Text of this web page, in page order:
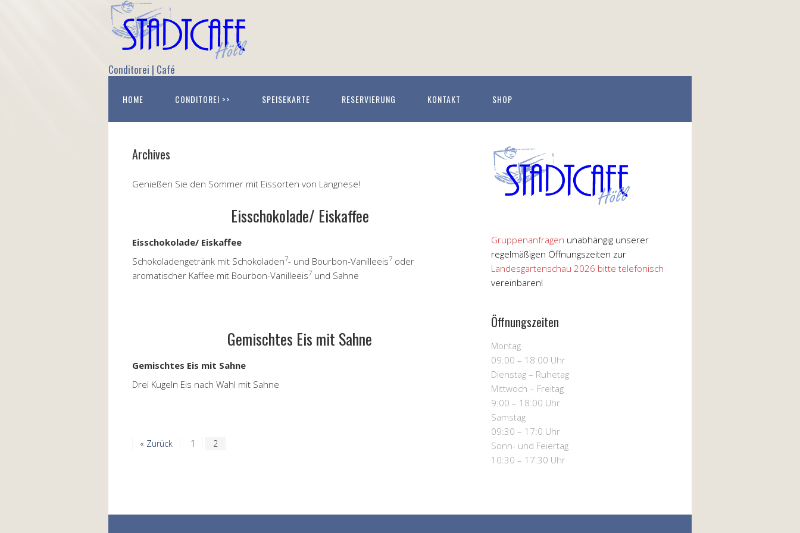
Conditorei | Café
HOME CONDITOREI >> SPEISEKARTE RESERVIERUNG KONTAKT SHOP
Archives
Genießen Sie den Sommer mit Eissorten von Langnese!
Eisschokolade/ Eiskaffee
Eisschokolade/ Eiskaffee
Schokoladengetränk mit Schokoladen7- und Bourbon-Vanilleeis7 oder
aromatischer Kaffee mit Bourbon-Vanilleeis7 und Sahne
Gemischtes Eis mit Sahne
Gemischtes Eis mit Sahne
Drei Kugeln Eis nach Wahl mit Sahne
« Zurück 1 2
Gruppenanfragen unabhängig unserer
regelmäßigen Öffnungszeiten zur
Landesgartenschau 2026 bitte telefonisch
vereinbaren!
Öffnungszeiten
Montag
09:00 – 18:00 Uhr
Dienstag – Ruhetag
Mittwoch – Freitag
9:00 – 18:00 Uhr
Samstag
09:30 – 17:0 Uhr
Sonn- und Feiertag
10:30 – 17:30 Uhr